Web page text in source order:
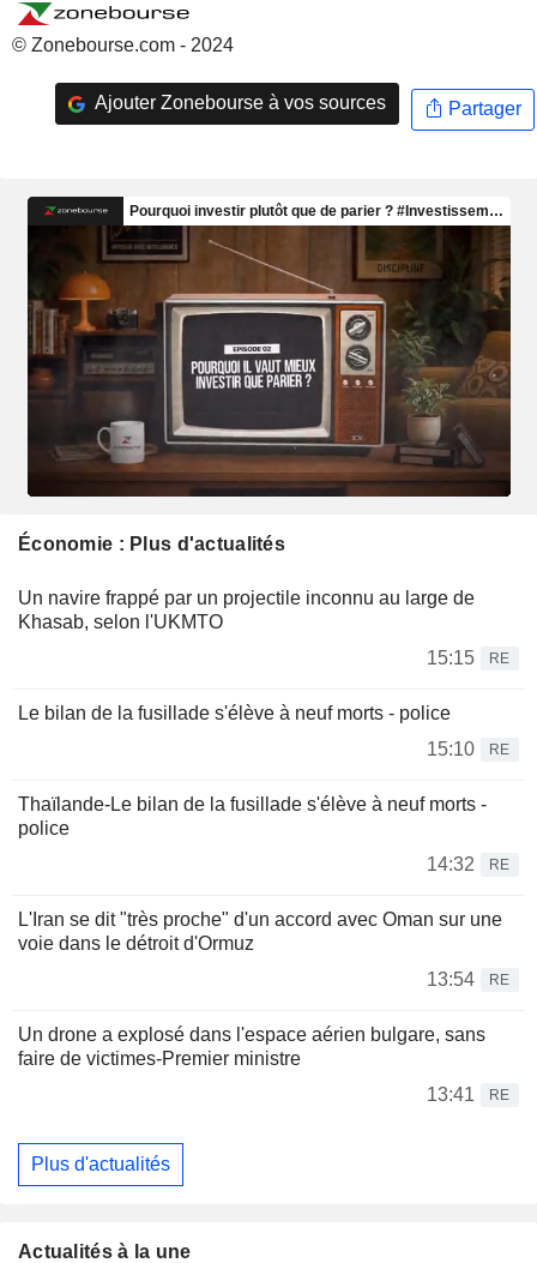
© Zonebourse.com - 2024
Ajouter Zonebourse à vos sources Partager
Économie : Plus d'actualités
Un navire frappé par un projectile inconnu au large de
Khasab, selon l'UKMTO
15:15
RE
Le bilan de la fusillade s'élève à neuf morts - police
15:10
RE
Thaïlande-Le bilan de la fusillade s'élève à neuf morts -
police
14:32
RE
L'Iran se dit "très proche" d'un accord avec Oman sur une
voie dans le détroit d'Ormuz
13:54
RE
Un drone a explosé dans l'espace aérien bulgare, sans
faire de victimes-Premier ministre
13:41
RE
Plus d'actualités
Actualités à la une